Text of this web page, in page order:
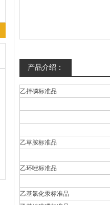
产品介绍：
乙拌磷标准品
乙草胺标准品
乙环唑标准品
乙基氯化汞标准品